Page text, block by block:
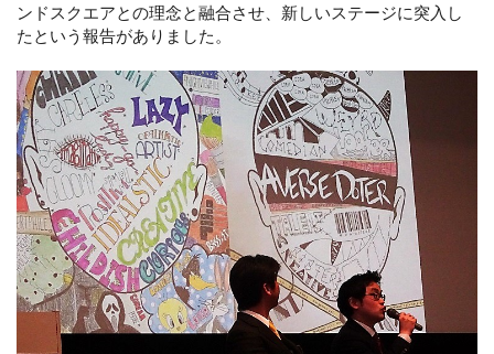
ンドスクエアとの理念と融合させ、新しいステージに突入し
たという報告がありました。